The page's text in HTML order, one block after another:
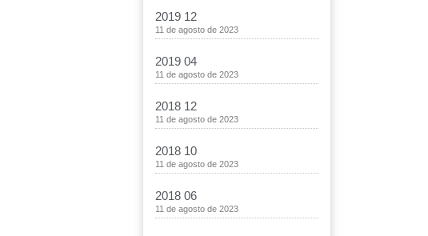
2019 12
11 de agosto de 2023
2019 04
11 de agosto de 2023
2018 12
11 de agosto de 2023
2018 10
11 de agosto de 2023
2018 06
11 de agosto de 2023